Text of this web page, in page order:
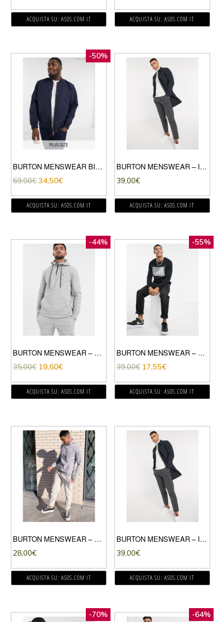
ACQUISTA SU: ASOS.COM IT ACQUISTA SU: ASOS.COM IT
-50%
BURTON MENSWEAR BIG & TALL – BOMBER MULTITASCHE IN TESSUTO RICICLATO BLU NAVY
69,00€ 34,50€
ACQUISTA SU: ASOS.COM IT
BURTON MENSWEAR – IMPERMEABILE BLU NAVY
39,00€
ACQUISTA SU: ASOS.COM IT
-44%
BURTON MENSWEAR – FELPA CON CAPPUCCIO E ZIP CORTA GRIGIA-GRIGIO
35,00€ 19,60€
ACQUISTA SU: ASOS.COM IT
-55%
BURTON MENSWEAR – SOHO – FELPA NERA-NERO
39,00€ 17,55€
ACQUISTA SU: ASOS.COM IT
BURTON MENSWEAR – FELPA GRIGIA CON CAPPUCCIO-GRIGIO
28,00€
ACQUISTA SU: ASOS.COM IT
BURTON MENSWEAR – IMPERMEABILE BLU NAVY
39,00€
ACQUISTA SU: ASOS.COM IT
-70% -64%